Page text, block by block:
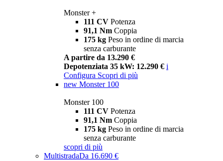
Monster +
111 CV Potenza
91,1 Nm Coppia
175 kg Peso in ordine di marcia
senza carburante
A partire da 13.290 €
Depotenziata 35 kW: 12.290 € i
Configura Scopri di più
new Monster 100
Monster 100
111 CV Potenza
91,1 Nm Coppia
175 kg Peso in ordine di marcia
senza carburante
scopri di più
MultistradaDa 16.690 €